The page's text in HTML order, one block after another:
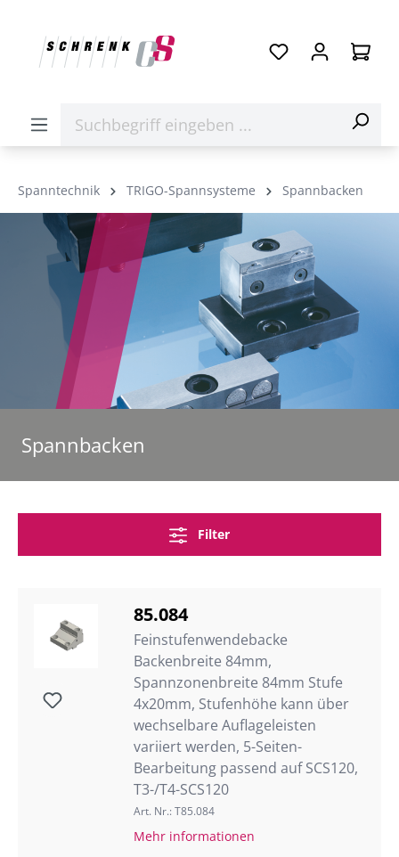
Spanntechnik TRIGO-Spannsysteme Spannbacken
Spannbacken
Filter
85.084
Feinstufenwendebacke
Backenbreite 84mm,
Spannzonenbreite 84mm Stufe
4x20mm, Stufenhöhe kann über
wechselbare Auflageleisten
variiert werden, 5-Seiten-
Bearbeitung passend auf SCS120,
T3-/T4-SCS120
Art. Nr.: T85.084
Mehr informationen